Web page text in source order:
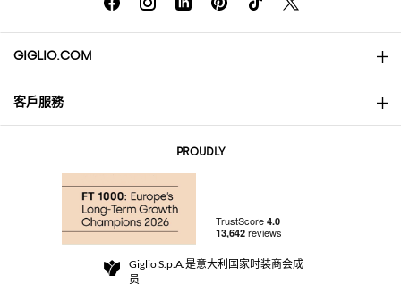
GIGLIO.COM
About
Community Store
客戶服務
退货与退款
PROUDLY
Giglio S.p.A.是意大利国家时装商会成
员